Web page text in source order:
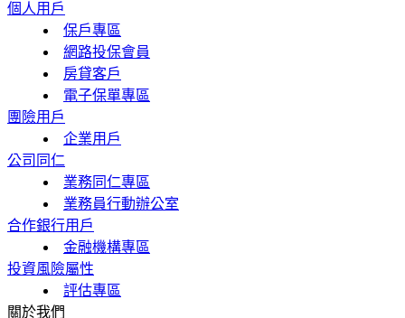
個人用戶
保戶專區
網路投保會員
房貸客戶
電子保單專區
團險用戶
企業用戶
公司同仁
業務同仁專區
業務員行動辦公室
合作銀行用戶
金融機構專區
投資風險屬性
評估專區
關於我們